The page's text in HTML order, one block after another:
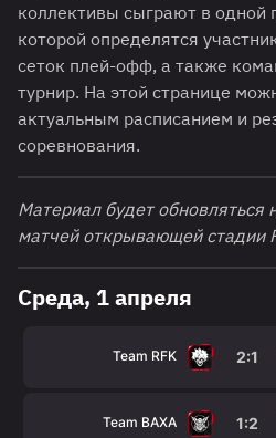
коллективы сыграют в одной
которой определятся
сеток плей-офф, а также
турнир. На этой странице
актуальным расписанием и
соревнования.
Материал будет обновляться
матчей открывающей стадии
Среда, 1 апреля
Team RFK 2:1
Team BAXA 1:2